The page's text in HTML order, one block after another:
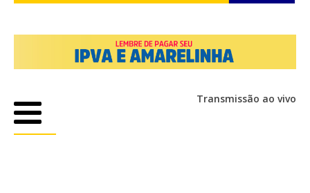
Transmissão ao vivo